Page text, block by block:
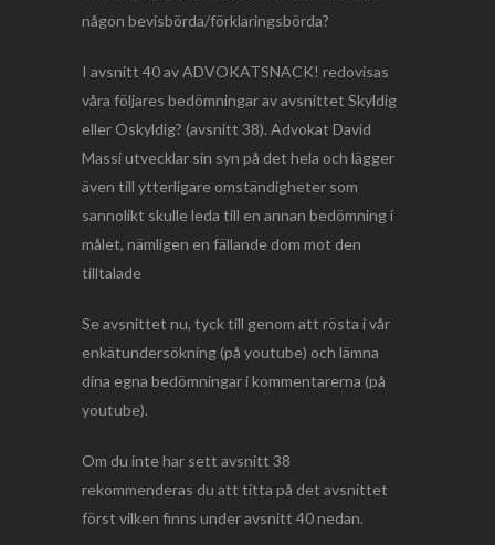
någon bevisbörda/förklaringsbörda?
I avsnitt 40 av ADVOKATSNACK! redovisas
våra följares bedömningar av avsnittet Skyldig
eller Oskyldig? (avsnitt 38). Advokat David
Massi utvecklar sin syn på det hela och lägger
även till ytterligare omständigheter som
sannolikt skulle leda till en annan bedömning i
målet, nämligen en fällande dom mot den
tilltalade
Se avsnittet nu, tyck till genom att rösta i vår
enkätundersökning (på youtube) och lämna
dina egna bedömningar i kommentarerna (på
youtube).
Om du inte har sett avsnitt 38
rekommenderas du att titta på det avsnittet
först vilken finns under avsnitt 40 nedan.